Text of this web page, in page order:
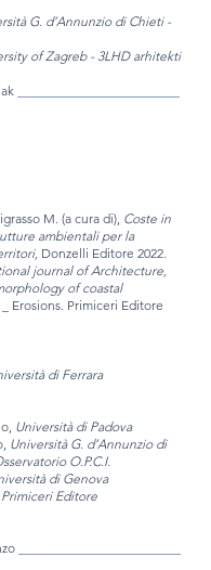
G. d’Annunzio di Chieti -
of Zagreb - 3LHD arhitekti
M. (a cura di), Coste in
ambientali per la
Donzelli Editore 2022.
journal of Architecture,
of coastal
Erosions. Primiceri Editore
di Ferrara
Università di Padova
Università G. d’Annunzio di
O.P.C.I.
di Genova
Primiceri Editore